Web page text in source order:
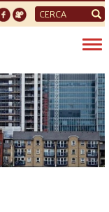
Form
di
ricerca